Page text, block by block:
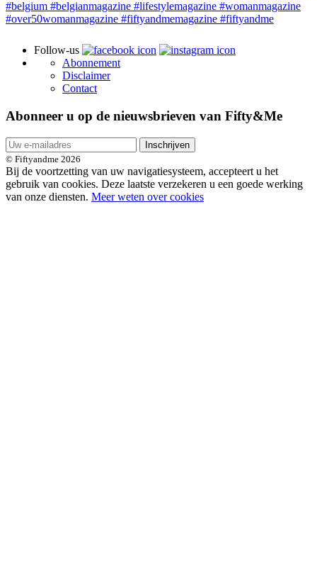
Follow-us
Abonnement
Disclaimer
Contact
Abonneer u op de nieuwsbrieven van Fifty&Me
Inschrijven
© Fiftyandme 2026
Bij de voortzetting van uw navigatiesysteem, accepteert u het
gebruik van cookies. Deze laatste verzekeren u een goede werking
van onze diensten. Meer weten over cookies